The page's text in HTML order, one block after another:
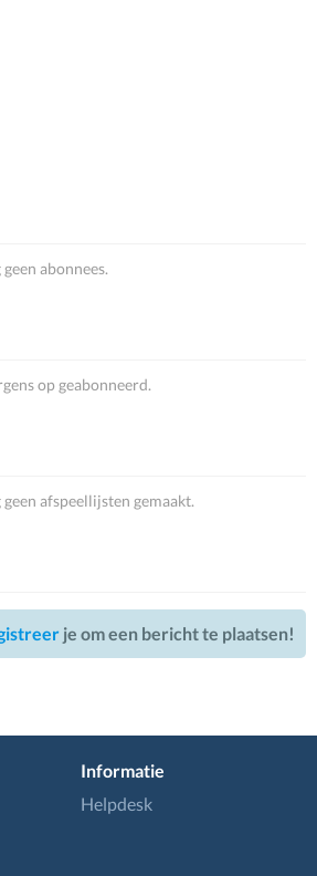
abonnees.
op geabonneerd.
afspeellijsten gemaakt.
je om een bericht te plaatsen!
Informatie
Helpdesk